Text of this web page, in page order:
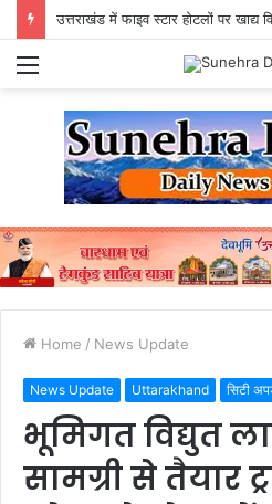
उत्तराखंड में फाइव स्टार होटलों पर खाद्य
Menu
Home / News Update
News Update Uttarakhand सिटी
भूमिगत विद्युत
सामग्री से तैयार